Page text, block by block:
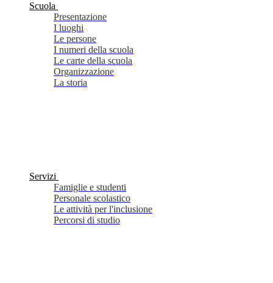
Scuola
Presentazione
I luoghi
Le persone
I numeri della scuola
Le carte della scuola
Organizzazione
La storia
Servizi
Famiglie e studenti
Personale scolastico
Le attività per l'inclusione
Percorsi di studio